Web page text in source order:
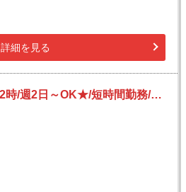
詳細を見る
【夕方から】17時～22時/週2日～OK★/短時間勤務/日払いOK/副業可/未経験OK